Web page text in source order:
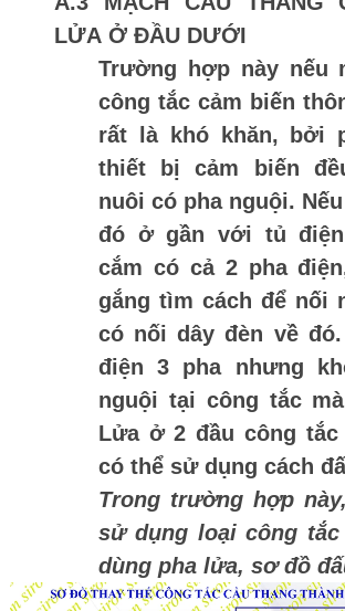
LỬA Ở ĐẦU DƯỚI
Trường hợp này nếu
công tắc cảm biến
rất là khó khăn, bởi
thiết bị cảm biến
nuôi có pha nguội.
đó ở gần với tủ
cắm có cả 2 pha
gắng tìm cách để nối
có nối dây đèn về
điện 3 pha nhưng
nguội tại công tắc
Lửa ở 2 đầu công
có thể sử dụng cách
Trong trường hợp
sử dụng loại công
dùng pha lửa, sơ đồ